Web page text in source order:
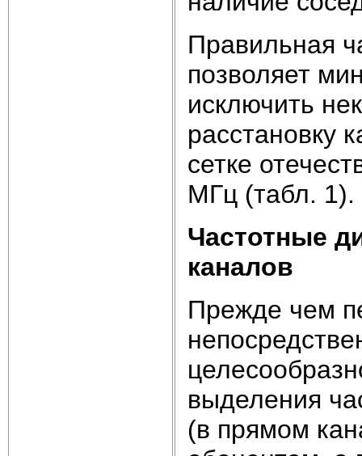
Правильная
позволяет
исключить
расстановку
сетке
МГц (табл. 1).
Частотные
каналов
Прежде чем
выделения
(в прямом